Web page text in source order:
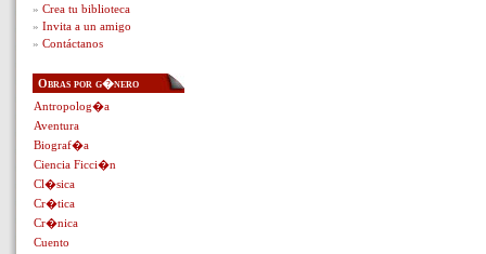
» Crea tu biblioteca
» Invita a un amigo
» Contáctanos
Obras por g�nero
Antropolog�a
Aventura
Biograf�a
Ciencia Ficci�n
Cl�sica
Cr�tica
Cr�nica
Cuento